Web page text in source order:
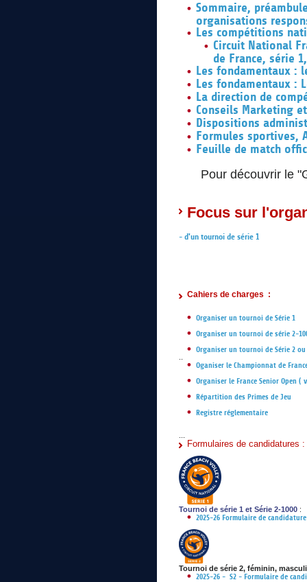
Sommaire,
organisations
Les compétitions
Circuit National
de France, série
Les fondamentaux :
Les fondamentaux :
La direction de
Conseils Marketing
Dispositions
Formules sportives,
Feuille de match
Pour découvrir le
Focus sur
- d'un tournoi de série 1
Cahiers de charges :
Organiser un tournoi de Série 1
Organiser un tournoi de série 2-
Organiser un tournoi de Série 2 ou
Oganiser le Championnat de
Organiser le France Senior Open (
Répartition des Primes de Jeu
Registre réglementaire
Formulaires de candidatures :
Tournoi de série 1 et Série 2-1000 :
2025-26 Formulaire de
Tournoi de série 2, féminin,
2025-26 - S2 - Formulaire de